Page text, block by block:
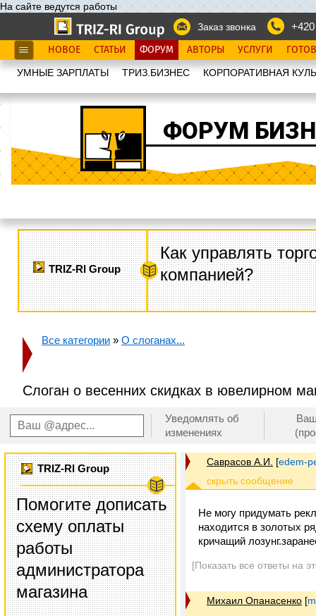
На сайте ведутся работы
Заказ звонка
НОВОЕ СТАТЬИ ФОРУМ АВТОРЫ УСЛУГИ
УМНЫЕ ЗАРПЛАТЫ ТРИЗ.БИЗНЕС КОРПОРАТИВНАЯ
ФОРУМ
TRIZ-RI Group
Как управлять
компанией?
Все категории » О слоганах...
Слоган о весенних скидках в ювелирном
Уведомлять об
изменениях
TRIZ-RI Group
Помогите дописать
схему оплаты
работы
администратора
магазина
Саврасов А.И. [edem-
Не могу придумать
находится в золотых
кричащий
[Показать все ответы на
Михаил Опанасенко [